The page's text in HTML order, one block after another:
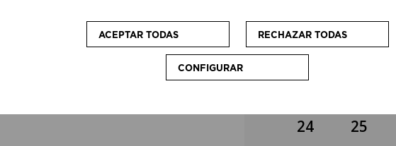
de las personas visitantes.
10 11
17
24 25
ACEPTAR TODAS RECHAZAR TODAS
CONFIGURAR